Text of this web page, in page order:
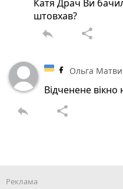
Катя Драч Ви
штовхав?
reply share
Ольга
Відченене вікно
reply share